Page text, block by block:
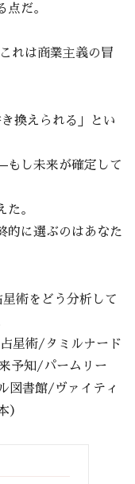
点だ。
れは商業主義の冒
換えられる」とい
し未来が確定して
。
的に選ぶのはあなた
術をどう分析して
星術/タミルナード
予知/パームリー
図書館/ヴァイティ
）